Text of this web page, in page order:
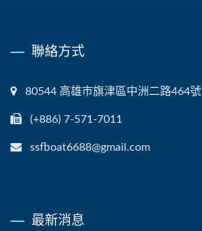
聯絡方式
80544 高雄巿旗津區中洲二路464號
(+886) 7-571-7011
ssfboat6688@gmail.com
最新消息